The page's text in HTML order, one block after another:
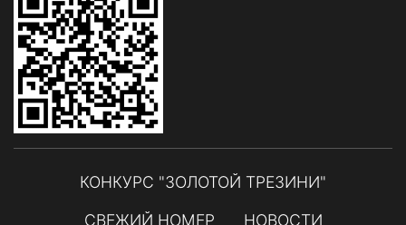
КОНКУРС "ЗОЛОТОЙ ТРЕЗИНИ"
СВЕЖИЙ НОМЕР
НОВОСТИ